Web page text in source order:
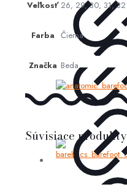
Veľkosť 26, 29, 30, 31, 32
Farba Čierna
Značka Beda
Súvisiace produkty